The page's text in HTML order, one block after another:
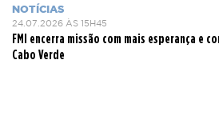
NOTÍCIAS
24.07.2026 ÀS 15H45
FMI encerra missão com mais esperança e
Cabo Verde